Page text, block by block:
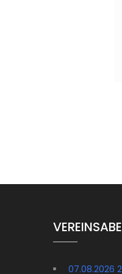
07.08.2026